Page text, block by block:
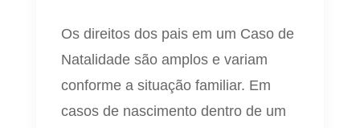
Os direitos dos pais em um Caso de
Natalidade são amplos e variam
conforme a situação familiar. Em
casos de nascimento dentro de um